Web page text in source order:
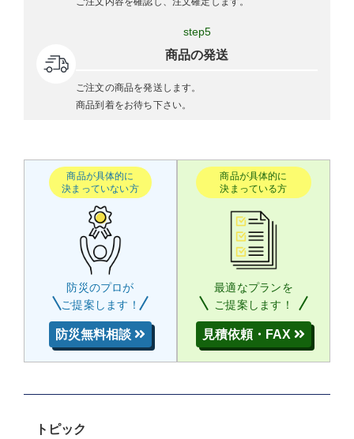
step5
商品の発送
ご注文の商品を発送します。
商品到着をお待ち下さい。
商品が具体的に
決まっていない方
防災のプロが
ご提案します！
防災無料相談
商品が具体的に
決まっている方
最適なプランを
ご提案します！
見積依頼・FAX
トピック